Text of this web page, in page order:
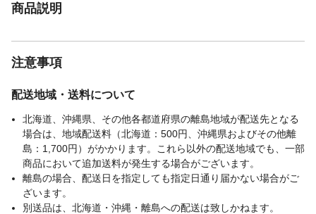
商品説明
注意事項
配送地域・送料について
北海道、沖縄県、その他各都道府県の離島地域が配送先となる
場合は、地域配送料（北海道：500円、沖縄県およびその他離
島：1,700円）がかかります。これら以外の配送地域でも、一部
商品において追加送料が発生する場合がございます。
離島の場合、配送日を指定しても指定日通り届かない場合がご
ざいます。
別送品は、北海道・沖縄・離島への配送は致しかねます。